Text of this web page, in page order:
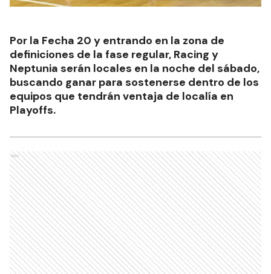
Por la Fecha 20 y entrando en la zona de
definiciones de la fase regular, Racing y
Neptunia serán locales en la noche del sábado,
buscando ganar para sostenerse dentro de los
equipos que tendrán ventaja de localía en
Playoffs.
Ads